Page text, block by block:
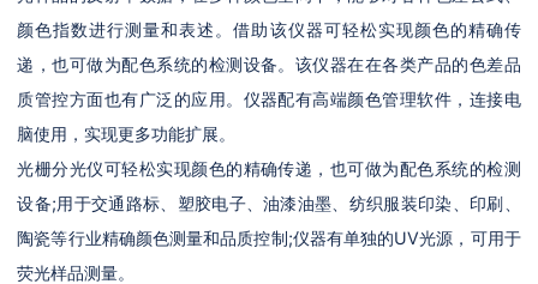
颜色指数进行测量和表述。借助该仪器可轻松实现颜色的精确传
递，也可做为配色系统的检测设备。该仪器在在各类产品的色差品
质管控方面也有广泛的应用。仪器配有高端颜色管理软件，连接电
脑使用，实现更多功能扩展。
光栅分光仪可轻松实现颜色的精确传递，也可做为配色系统的检测
设备;用于交通路标、塑胶电子、油漆油墨、纺织服装印染、印刷、
陶瓷等行业精确颜色测量和品质控制;仪器有单独的UV光源，可用于
荧光样品测量。